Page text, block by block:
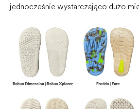
jednocześnie wystarczająco dużo